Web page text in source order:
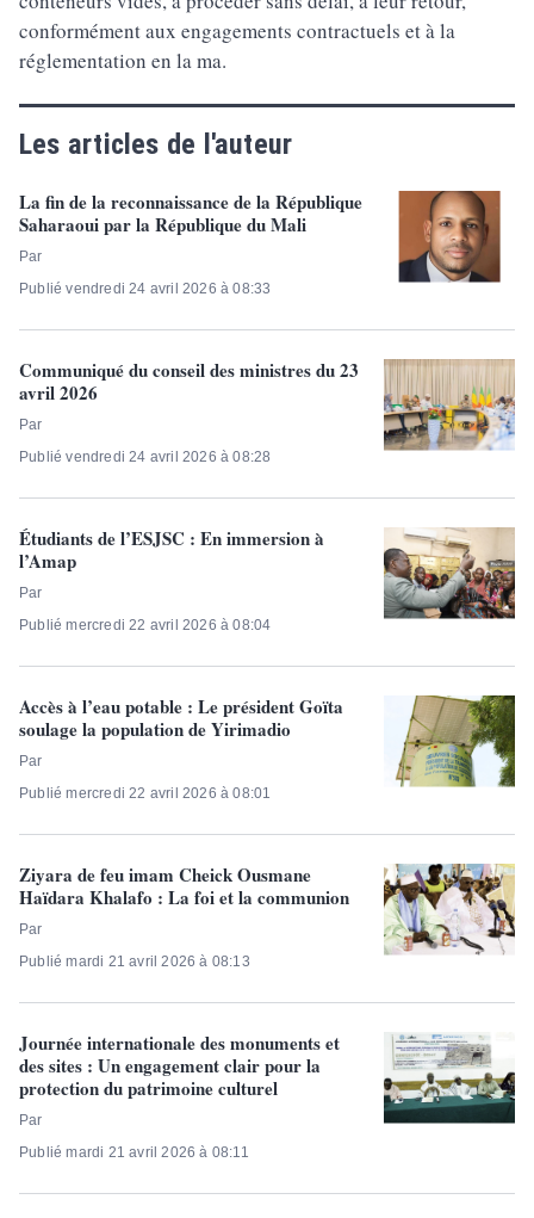
conformément aux engagements contractuels et à la
réglementation en la ma.
Les articles de l'auteur
La fin de la reconnaissance de la République
Saharaoui par la République du Mali
Par
Publié vendredi 24 avril 2026 à 08:33
Communiqué du conseil des ministres du 23
avril 2026
Par
Publié vendredi 24 avril 2026 à 08:28
Étudiants de l’ESJSC : En immersion à
l’Amap
Par
Publié mercredi 22 avril 2026 à 08:04
Accès à l’eau potable : Le président Goïta
soulage la population de Yirimadio
Par
Publié mercredi 22 avril 2026 à 08:01
Ziyara de feu imam Cheick Ousmane
Haïdara Khalafo : La foi et la communion
Par
Publié mardi 21 avril 2026 à 08:13
Journée internationale des monuments et
des sites : Un engagement clair pour la
protection du patrimoine culturel
Par
Publié mardi 21 avril 2026 à 08:11